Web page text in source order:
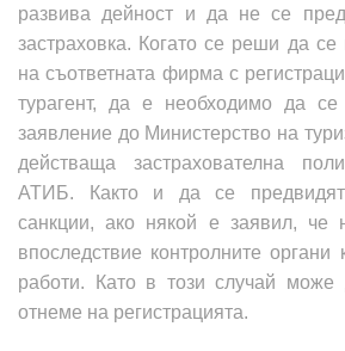
развива дейност и да не се
застраховка. Когато се реши да се
на съответната фирма с
турагент, да е необходимо да се
заявление до Министерство на
действаща застрахователна
АТИБ. Както и да се предвидят
санкции, ако някой е заявил, че
впоследствие контролните органи
работи. Като в този случай
отнеме на регистрацията.